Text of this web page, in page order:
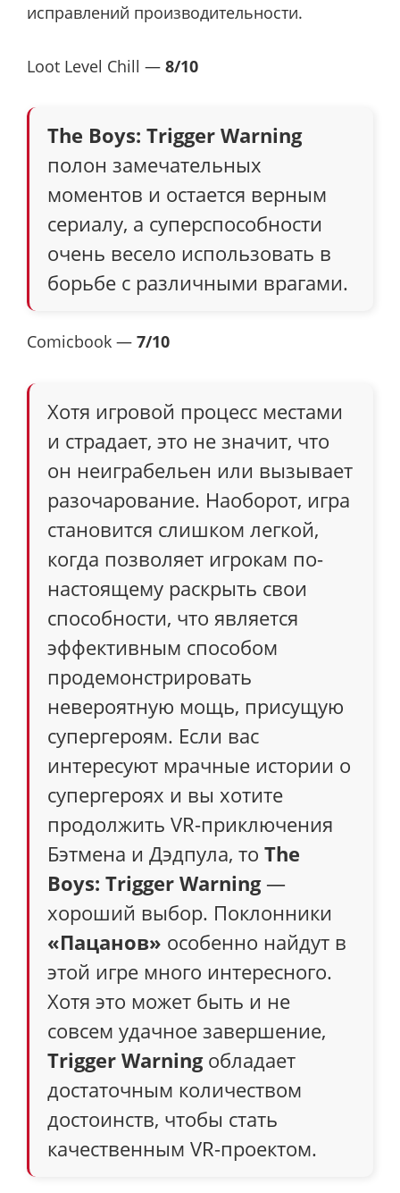
исправлений производительности.
Loot Level Chill — 8/10
The Boys: Trigger Warning
полон замечательных
моментов и остается верным
сериалу, а суперспособности
очень весело использовать в
борьбе с различными врагами.
Comicbook — 7/10
Хотя игровой процесс местами
и страдает, это не значит, что
он неиграбельен или вызывает
разочарование. Наоборот, игра
становится слишком легкой,
когда позволяет игрокам по-
настоящему раскрыть свои
способности, что является
эффективным способом
продемонстрировать
невероятную мощь, присущую
супергероям. Если вас
интересуют мрачные истории о
супергероях и вы хотите
продолжить VR-приключения
Бэтмена и Дэдпула, то The
Boys: Trigger Warning—
хороший выбор. Поклонники
«Пацанов» особенно найдут в
этой игре много интересного.
Хотя это может быть и не
совсем удачное завершение,
Trigger Warningобладает
достаточным количеством
достоинств, чтобы стать
качественным VR-проектом.